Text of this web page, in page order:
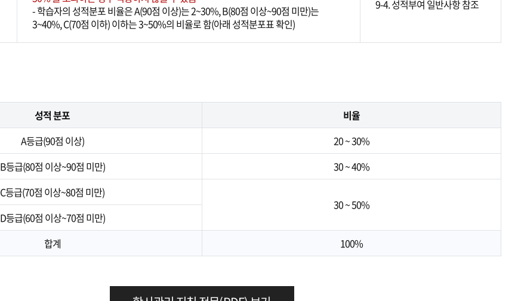
- 학습자의 성적분포 비율은 A(90점 이상)는 2~30%, B(80점 이상~90점 미만)는
3~40%, C(70점 이하) 이하는 3~50%의 비율로 함(아래 성적분포표 확인)
9-4. 성적부여 일반사항 참조
성적 분포
비율
A등급(90점 이상)
20 ~ 30%
B등급(80점 이상~90점 미만)
30 ~ 40%
C등급(70점 이상~80점 미만)
30 ~ 50%
D등급(60점 이상~70점 미만)
합계
100%